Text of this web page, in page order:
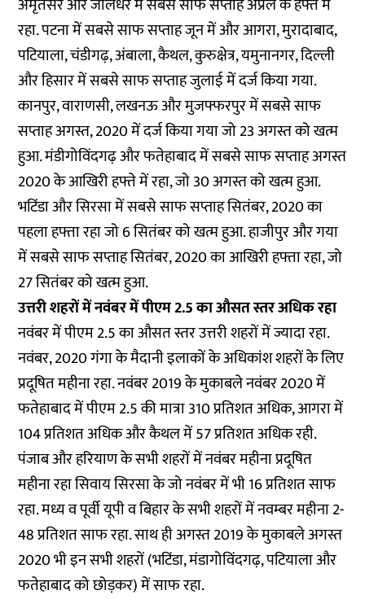
अमृतसर और जालंधर में सबसे साफ सप्ताह अप्रैल के हफ्ते में
रहा. पटना में सबसे साफ सप्ताह जून में और आगरा, मुरादाबाद,
पटियाला, चंडीगढ़, अंबाला, कैथल, कुरुक्षेत्र, यमुनानगर, दिल्ली
और हिसार में सबसे साफ सप्ताह जुलाई में दर्ज किया गया.
कानपुर, वाराणसी, लखनऊ और मुजफ्फरपुर में सबसे साफ
सप्ताह अगस्त, 2020 में दर्ज किया गया जो 23 अगस्त को खत्म
हुआ. मंडीगोविंदगढ़ और फतेहाबाद में सबसे साफ सप्ताह अगस्त
2020 के आखिरी हफ्ते में रहा, जो 30 अगस्त को खत्म हुआ.
भटिंडा और सिरसा में सबसे साफ सप्ताह सितंबर, 2020 का
पहला हफ्ता रहा जो 6 सितंबर को खत्म हुआ. हाजीपुर और गया
में सबसे साफ सप्ताह सितंबर, 2020 का आखिरी हफ्ता रहा, जो
27 सितंबर को खत्म हुआ.
उत्तरी शहरों में नवंबर में पीएम 2.5 का औसत स्तर अधिक रहा
नवंबर में पीएम 2.5 का औसत स्तर उत्तरी शहरों में ज्यादा रहा.
नवंबर, 2020 गंगा के मैदानी इलाकों के अधिकांश शहरों के लिए
प्रदूषित महीना रहा. नवंबर 2019 के मुकाबले नवंबर 2020 में
फतेहाबाद में पीएम 2.5 की मात्रा 310 प्रतिशत अधिक, आगरा में
104 प्रतिशत अधिक और कैथल में 57 प्रतिशत अधिक रही.
पंजाब और हरियाण के सभी शहरों में नवंबर महीना प्रदूषित
महीना रहा सिवाय सिरसा के जो नवंबर में भी 16 प्रतिशत साफ
रहा. मध्य व पूर्वी यूपी व बिहार के सभी शहरों में नवम्बर महीना 2-
48 प्रतिशत साफ रहा. साथ ही अगस्त 2019 के मुकाबले अगस्त
2020 भी इन सभी शहरों (भटिंडा, मंडागोविंदगढ़, पटियाला और
फतेहाबाद को छोड़कर) में साफ रहा.